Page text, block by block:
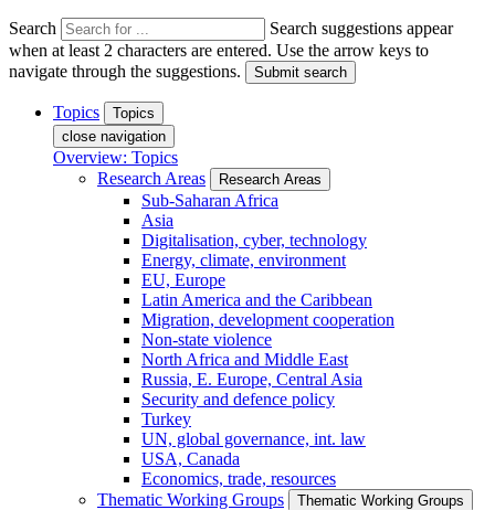
Search
Search suggestions appear
when at least 2 characters are entered. Use the arrow keys to
navigate through the suggestions.
Submit search
Topics
Topics
close navigation
Overview: Topics
Research Areas
Research Areas
Sub-Saharan Africa
Asia
Digitalisation, cyber, technology
Energy, climate, environment
EU, Europe
Latin America and the Caribbean
Migration, development cooperation
Non-state violence
North Africa and Middle East
Russia, E. Europe, Central Asia
Security and defence policy
Turkey
UN, global governance, int. law
USA, Canada
Economics, trade, resources
Thematic Working Groups
Thematic Working Groups